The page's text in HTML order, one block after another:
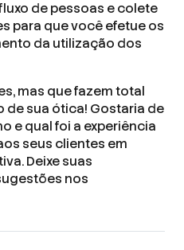
de pessoas e colete
para que você efetue os
da utilização dos
mas que fazem total
de sua ótica! Gostaria de
e qual foi a experiência
seus clientes em
Deixe suas
nos